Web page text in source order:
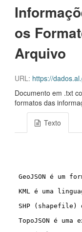
os
Arquivo
URL: https://dados.al.gov.br/catalogo/dataset/7231482c-
Documento em .txt
formatos das
Texto